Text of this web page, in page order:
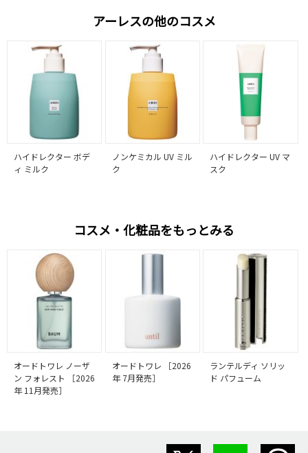
アーレスの他のコスメ
ハイドレクター ボデ
ィ ミルク
ノンケミカル UV ミル
ク
ハイドレクター UV マ
スク
コスメ・化粧品をもっとみる
オードトワレ ノーザ
ン フォレスト ［2026
年 11月発売］
オードトワレ ［2026
年 7月発売］
ランテルディ ソリッ
ド パフューム